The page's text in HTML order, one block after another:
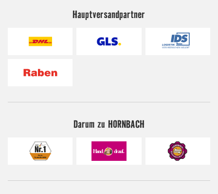
Hauptversandpartner
Darum zu HORNBACH